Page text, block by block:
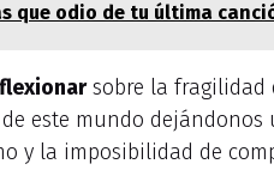
que odio de tu última
sobre la fragilidad
este mundo
y la imposibilidad de